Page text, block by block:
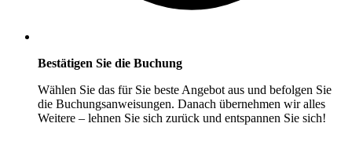
Bestätigen Sie die Buchung
Wählen Sie das für Sie beste Angebot aus und befolgen Sie
die Buchungsanweisungen. Danach übernehmen wir alles
Weitere – lehnen Sie sich zurück und entspannen Sie sich!